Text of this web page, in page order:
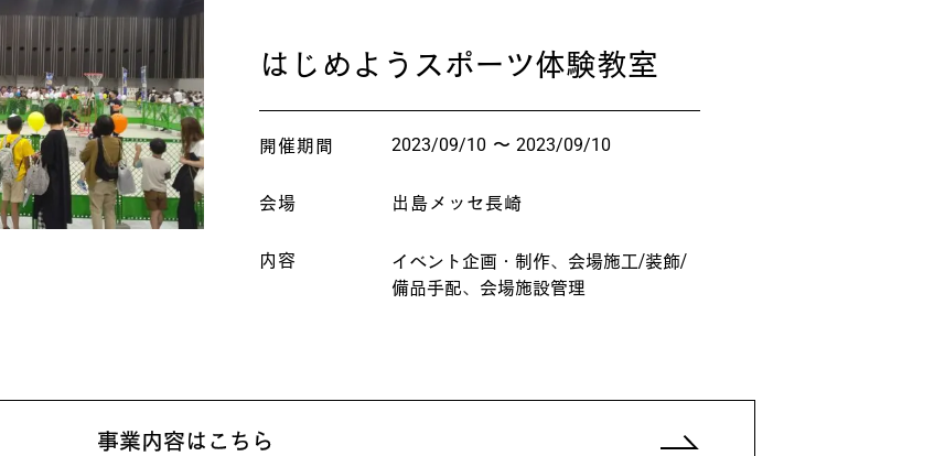
はじめようスポーツ体験教室
開催期間 2023/09/10 〜 2023/09/10
会場 出島メッセ長崎
内容 イベント企画・制作、 会場施工/装飾/
備品手配、 会場施設管理
事業内容はこちら